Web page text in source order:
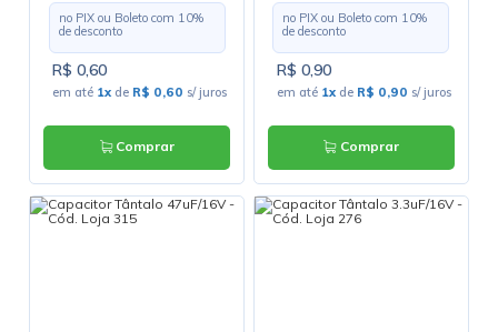
no PIX ou Boleto com 10%
de desconto
R$ 0,60
em até 1x de R$ 0,60 s/ juros
Comprar
no PIX ou Boleto com 10%
de desconto
R$ 0,90
em até 1x de R$ 0,90 s/ juros
Comprar